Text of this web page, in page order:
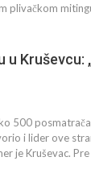
plivačkom
u Kruševcu:
500
i lider ove
je Kruševac.